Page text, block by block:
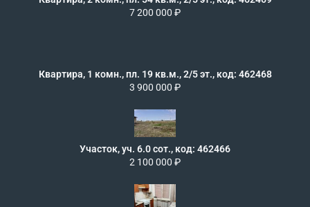
7 200 000 ₽
Квартира, 1 комн., пл. 19 кв.м., 2/5 эт., код: 462468
3 900 000 ₽
Участок, уч. 6.0 сот., код: 462466
2 100 000 ₽